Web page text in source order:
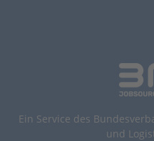
Ein Service des
und